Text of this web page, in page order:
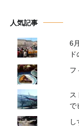
人気記事
6
フ
ス
で